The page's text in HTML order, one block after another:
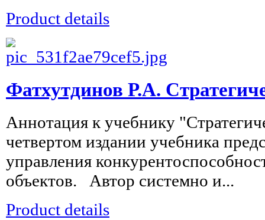
Product details
Фатхутдинов Р.А.
Аннотация к учебнику
четвертом издании учебника
управления
объектов. Автор системно и...
Product details